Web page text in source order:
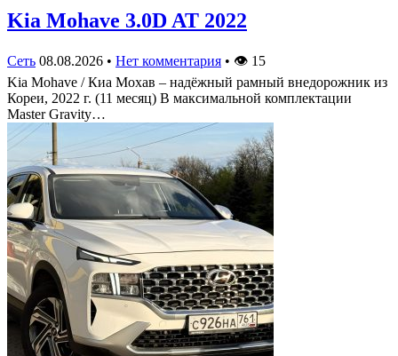
Kia Mohave 3.0D AT 2022
Сеть 08.08.2026 • Нет комментария • 👁 15
Kia Mohave / Киа Мохав – надёжный рамный внедорожник из
Кореи, 2022 г. (11 месяц) В максимальной комплектации
Master Gravity…